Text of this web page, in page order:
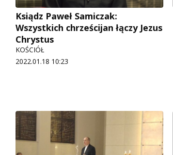
Ksiądz Paweł Samiczak:
Wszystkich chrześcijan łączy Jezus
Chrystus
KOŚCIÓŁ
2022.01.18 10:23